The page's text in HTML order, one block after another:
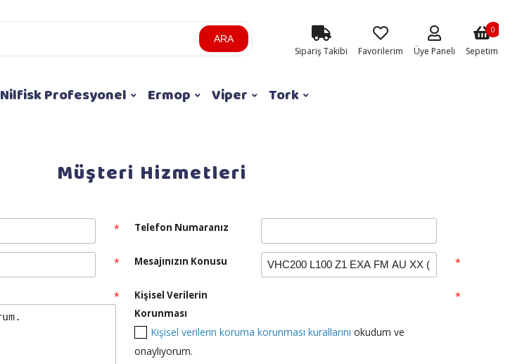
ARA
Sipariş Takibi Favorilerim Üye Paneli Sepetim
0
Nilfisk Profesyonel Ermop Viper Tork
Müşteri Hizmetleri
* Telefon Numaranız
* Mesajınızın Konusu *
*
Kişisel Verilerin
Korunması
Kişisel verilerin koruma korunması kurallarını okudum ve
onaylıyorum.
*